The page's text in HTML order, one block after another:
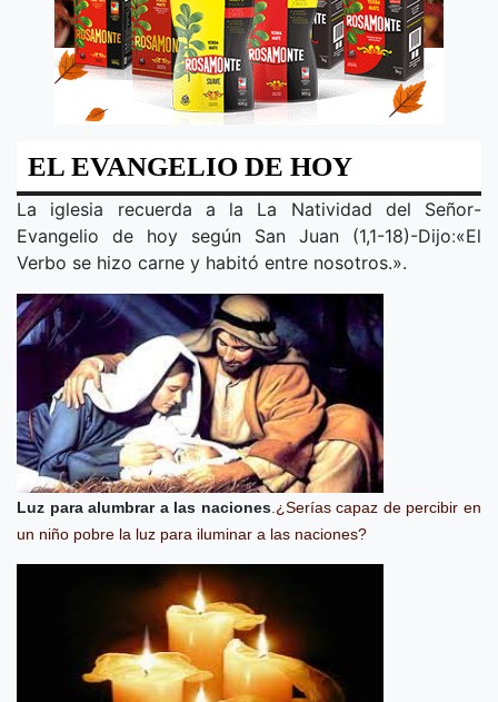
EL EVANGELIO DE HOY
La iglesia recuerda a la La Natividad del Señor-
Evangelio de hoy según San Juan (1,1-18)-Dijo:«El
Verbo se hizo carne y habitó entre nosotros.».
Luz para alumbrar a las naciones. ¿Serías capaz de percibir en
un niño pobre la luz para iluminar a las naciones?